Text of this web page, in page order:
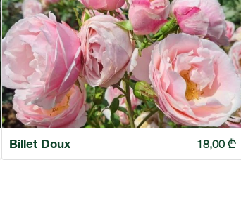
Billet Doux 18,00 ₾